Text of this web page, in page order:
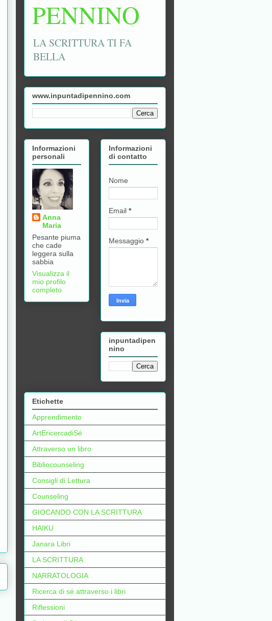
PENNINO
LA SCRITTURA TI FA
BELLA
www.inpuntadipennino.com
Informazioni
personali
Anna
Maria
Pesante piuma
che cade
leggera sulla
sabbia
Visualizza il
mio profilo
completo
Informazioni
di contatto
Nome
Email *
Messaggio *
inpuntadipen
nino
Etichette
Apprendimento
ArtEricercadiSé
Attraverso un libro
Bibliocounseling
Consigli di Lettura
Counseling
GIOCANDO CON LA SCRITTURA
HAIKU
Janara Libri
LA SCRITTURA
NARRATOLOGIA
Ricerca di sé attraverso i libri
Riflessioni